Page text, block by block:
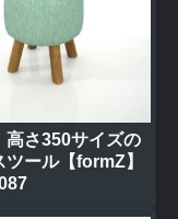
高さ350サイズの
ツール【formZ】